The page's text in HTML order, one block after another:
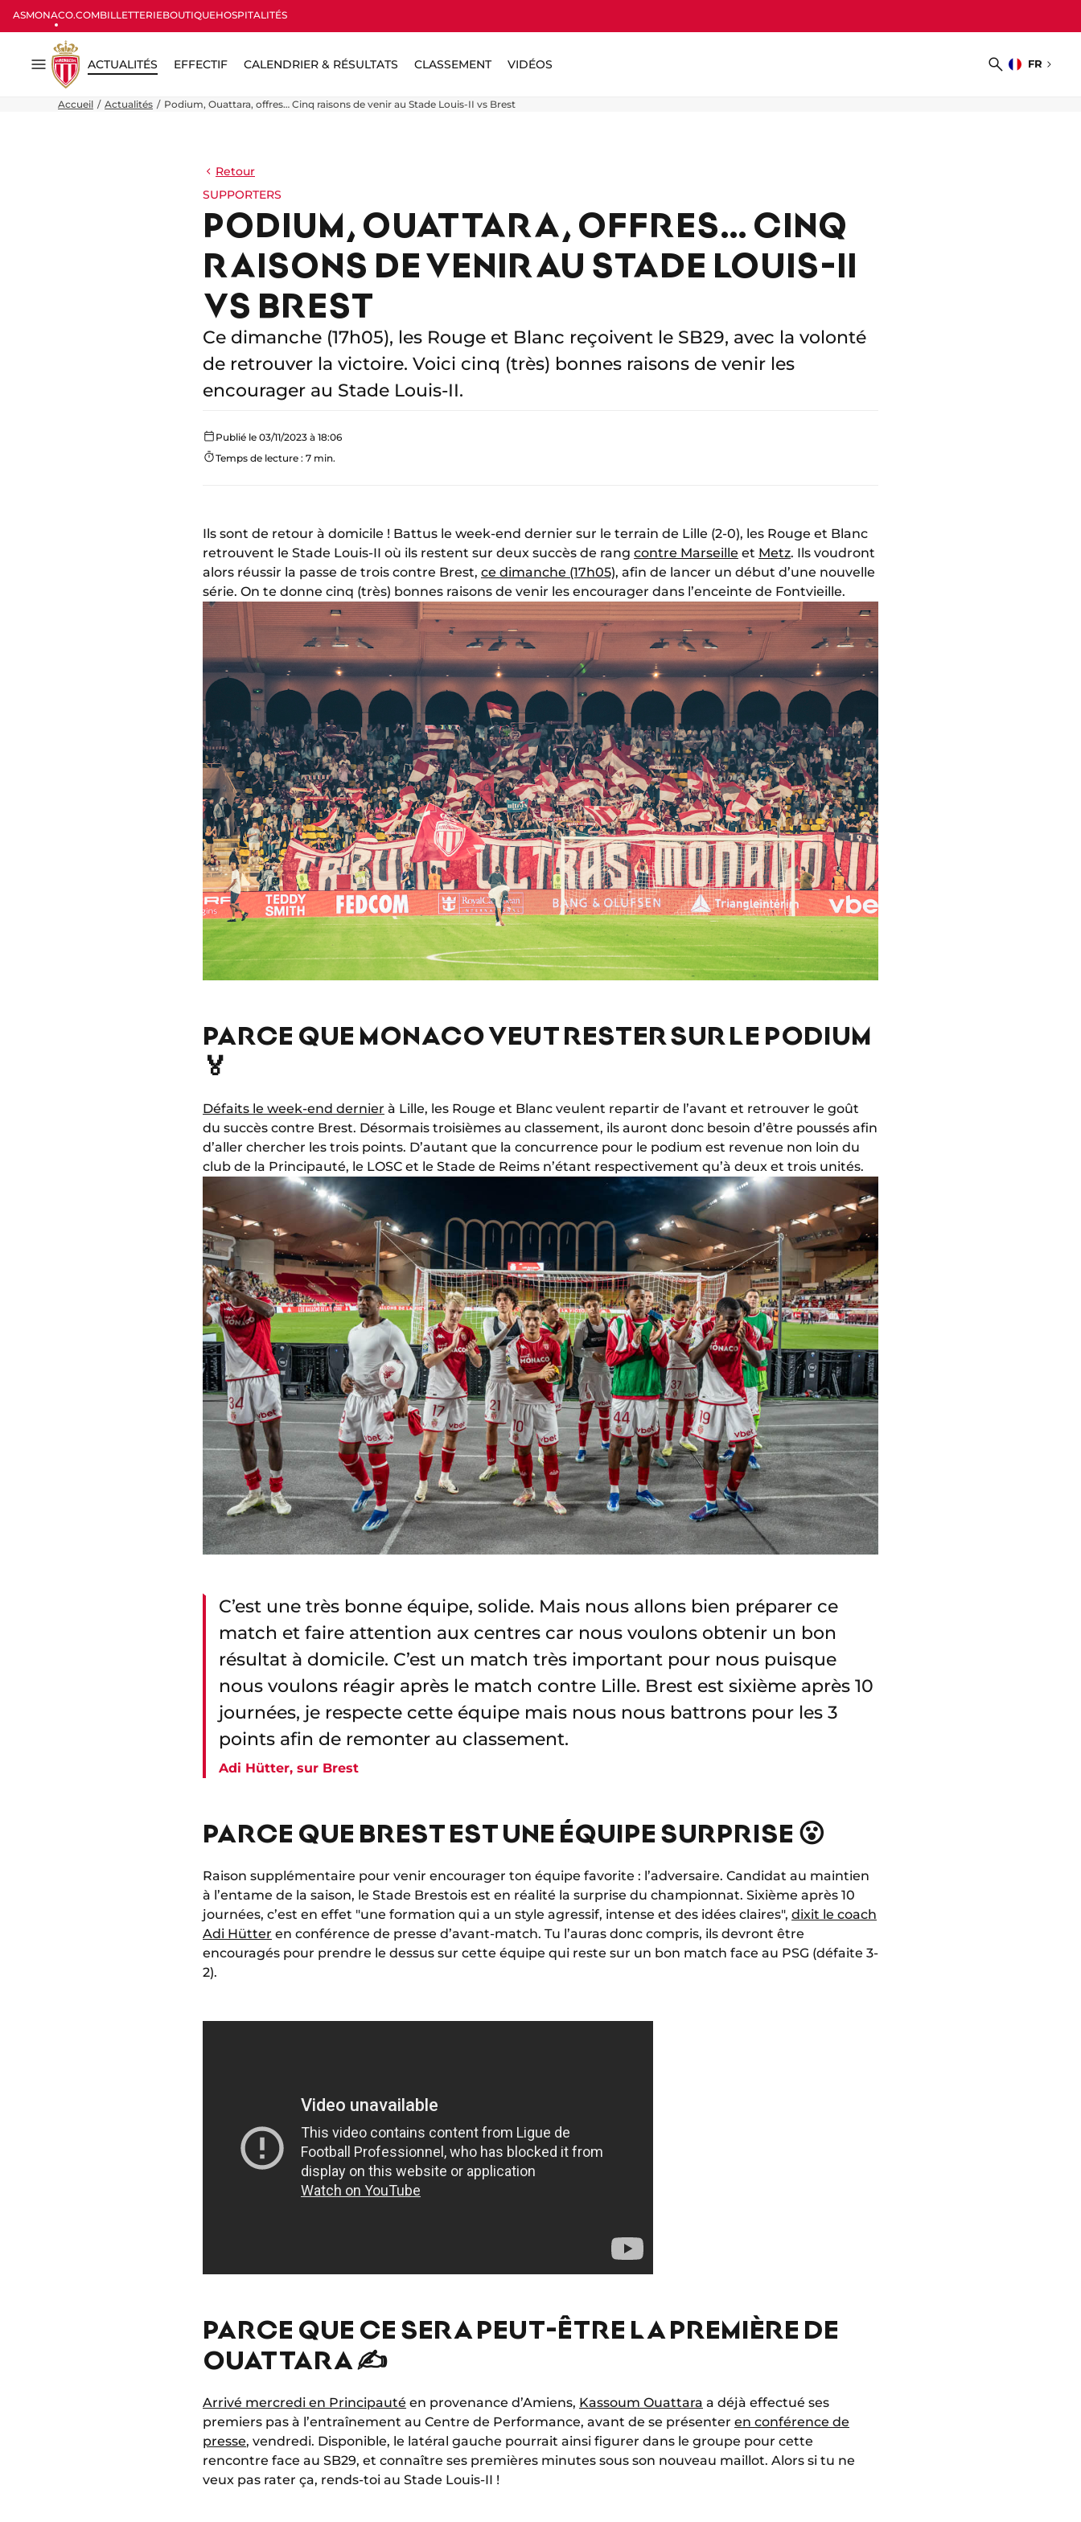
ASMONACO.COMBILLETTERIEBOUTIQUEHOSPITALITÉS
Menu
ACTUALITÉS EFFECTIF CALENDRIER & RÉSULTATS CLASSEMENT VIDÉOS
Recherche
FR
Choisir
Accueil Actualités Podium, Ouattara, offres… Cinq raisons de venir au Stade Louis-II vs Brest
Retour
SUPPORTERS
PODIUM, OUATTARA, OFFRES… CINQ
RAISONS DE VENIR AU STADE LOUIS-II
VS BREST
Ce dimanche (17h05), les Rouge et Blanc reçoivent le SB29, avec la volonté
de retrouver la victoire. Voici cinq (très) bonnes raisons de venir les
encourager au Stade Louis-II.
Publié le 03/11/2023 à 18:06
Temps de lecture : 7 min.
Ils sont de retour à domicile ! Battus le week-end dernier sur le terrain de Lille (2-0), les Rouge et Blanc
retrouvent le Stade Louis-II où ils restent sur deux succès de rang contre Marseille et Metz. Ils voudront
alors réussir la passe de trois contre Brest, ce dimanche (17h05), afin de lancer un début d’une nouvelle
série. On te donne cinq (très) bonnes raisons de venir les encourager dans l’enceinte de Fontvieille.
PARCE QUE MONACO VEUT RESTER SUR LE PODIUM
🏅
Défaits le week-end dernier à Lille, les Rouge et Blanc veulent repartir de l’avant et retrouver le goût
du succès contre Brest. Désormais troisièmes au classement, ils auront donc besoin d’être poussés afin
d’aller chercher les trois points. D’autant que la concurrence pour le podium est revenue non loin du
club de la Principauté, le LOSC et le Stade de Reims n’étant respectivement qu’à deux et trois unités.
C’est une très bonne équipe, solide. Mais nous allons bien préparer ce
match et faire attention aux centres car nous voulons obtenir un bon
résultat à domicile. C’est un match très important pour nous puisque
nous voulons réagir après le match contre Lille. Brest est sixième après 10
journées, je respecte cette équipe mais nous nous battrons pour les 3
points afin de remonter au classement.
Adi Hütter, sur Brest
PARCE QUE BREST EST UNE ÉQUIPE SURPRISE 😮
Raison supplémentaire pour venir encourager ton équipe favorite : l’adversaire. Candidat au maintien
à l’entame de la saison, le Stade Brestois est en réalité la surprise du championnat. Sixième après 10
journées, c’est en effet "une formation qui a un style agressif, intense et des idées claires", dixit le coach
Adi Hütter en conférence de presse d’avant-match. Tu l’auras donc compris, ils devront être
encouragés pour prendre le dessus sur cette équipe qui reste sur un bon match face au PSG (défaite 3-
2).
PARCE QUE CE SERA PEUT-ÊTRE LA PREMIÈRE DE
OUATTARA ✍️
Arrivé mercredi en Principauté en provenance d’Amiens, Kassoum Ouattara a déjà effectué ses
premiers pas à l’entraînement au Centre de Performance, avant de se présenter en conférence de
presse, vendredi. Disponible, le latéral gauche pourrait ainsi figurer dans le groupe pour cette
rencontre face au SB29, et connaître ses premières minutes sous son nouveau maillot. Alors si tu ne
veux pas rater ça, rends-toi au Stade Louis-II !